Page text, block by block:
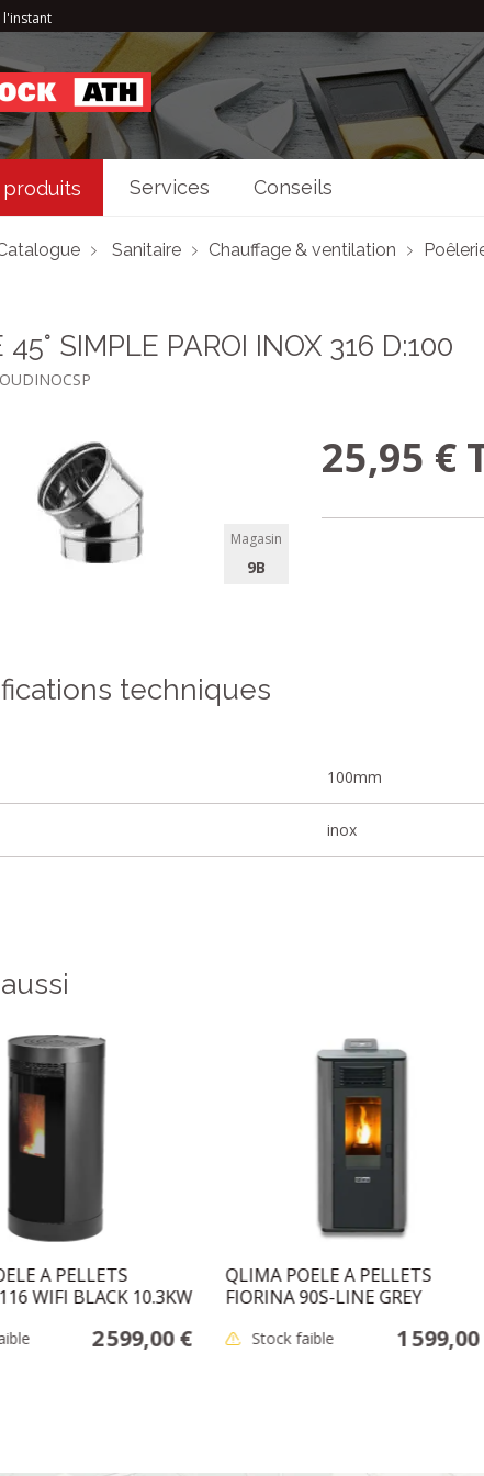
l'instant
produits Services Conseils
Sanitaire Chauffage & ventilation
45° SIMPLE PAROI INOX 316 D:100
Magasin
9B
25,95 €
techniques
100mm
inox
A PELLETS
WIFI BLACK 10.3KW
2 599,00 €
QLIMA POELE A PELLETS
FIORINA 90S-LINE GREY
Stock faible 1